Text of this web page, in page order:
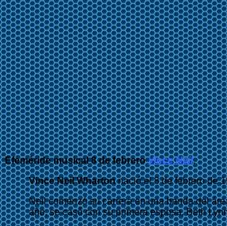
Efeméride musical 8 de febrero Vince Neil.
Vince Neil Whartonnació el 8 de febrero de
Neil comenzó su carrera en una banda del
año, se casó con su primera esposa, Beth